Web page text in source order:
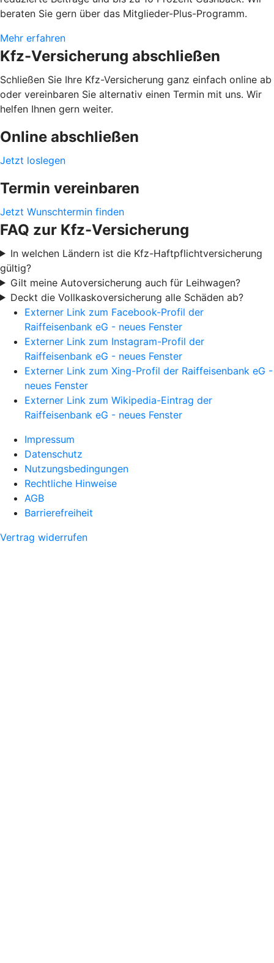
beraten Sie gern über das Mitglieder-Plus-Programm.
Mehr erfahren
Kfz-Versicherung abschließen
Schließen Sie Ihre Kfz-Versicherung ganz einfach online ab
oder vereinbaren Sie alternativ einen Termin mit uns. Wir
helfen Ihnen gern weiter.
Online abschließen
Jetzt loslegen
Termin vereinbaren
Jetzt Wunschtermin finden
FAQ zur Kfz-Versicherung
In welchen Ländern ist die Kfz-Haftpflichtversicherung
gültig?
Gilt meine Autoversicherung auch für Leihwagen?
Deckt die Vollkaskoversicherung alle Schäden ab?
Externer Link zum Facebook-Profil der
Raiffeisenbank eG - neues Fenster
Externer Link zum Instagram-Profil der
Raiffeisenbank eG - neues Fenster
Externer Link zum Xing-Profil der Raiffeisenbank eG -
neues Fenster
Externer Link zum Wikipedia-Eintrag der
Raiffeisenbank eG - neues Fenster
Impressum
Datenschutz
Nutzungsbedingungen
Rechtliche Hinweise
AGB
Barrierefreiheit
Vertrag widerrufen